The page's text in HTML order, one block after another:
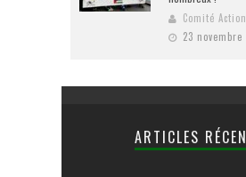
Comité
23 novembre
ARTICLES